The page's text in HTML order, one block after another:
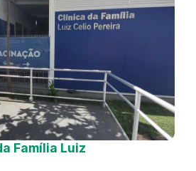
Família Luiz